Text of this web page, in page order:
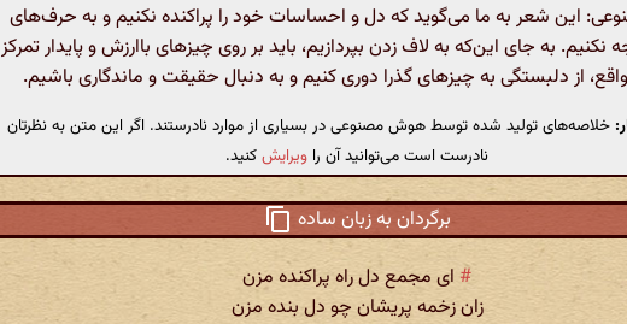
این شعر به ما می‌گوید که دل و احساسات خود را پراکنده نکنیم و به حرف‌های
نکنیم. به جای این‌که به لاف زدن بپردازیم، باید بر روی چیزهای باارزش و پایدار تمرکز
از دلبستگی به چیزهای گذرا دوری کنیم و به دنبال حقیقت و ماندگاری باشیم.
خلاصه‌های تولید شده توسط هوش مصنوعی در بسیاری از موارد نادرستند. اگر این متن به نظرتان
نادرست است می‌توانید آن را ویرایشکنید.
برگردان به زبان ساده
# ای مجمع دل راه پراکنده مزن
زان زخمه پریشان چو دل بنده مزن